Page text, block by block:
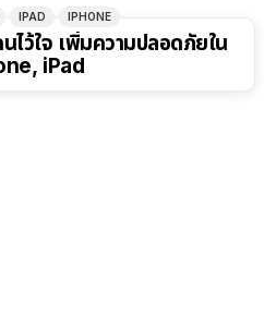
IPAD IPHONE
ไว้ใจ เพิ่มความปลอดภัยใน
iPad